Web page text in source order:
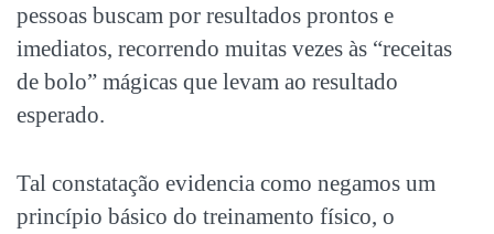
pessoas buscam por resultados prontos e
imediatos, recorrendo muitas vezes às “receitas
de bolo” mágicas que levam ao resultado
esperado.
Tal constatação evidencia como negamos um
princípio básico do treinamento físico, o